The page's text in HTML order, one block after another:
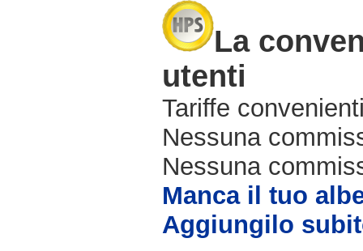
La
utenti
Tariffe
Nessuna
Nessuna
Manca il tuo
Aggiungilo